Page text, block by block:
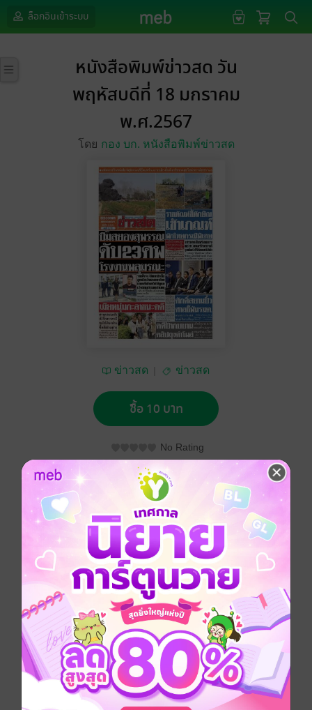
ล็อกอินเข้าระบบ
หนังสือพิมพ์ข่าวสด วัน
พฤหัสบดีที่ 18 มกราคม
พ.ศ.2567
โดย กอง บก. หนังสือพิมพ์ข่าวสด
ข่าวสด ข่าวสด
ซื้อ 10 บาท
No Rating
อยากได้ ซื้อเป็นของขวัญ ติดตาม แชร์
หนังสือพิมพ์ข่าวสด วันพฤหัสบดีที่ 18 มกราคม พ.ศ.2567
ประเภทไฟล์ pdf
วันที่วางขาย 17 มกราคม 2567
ความยาว 16 หน้า
ราคาปก 10 บาท